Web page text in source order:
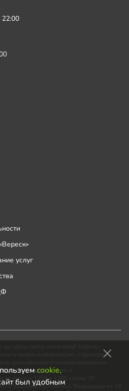
cookie,
был удобным
услуг
и видео информацию, структуру и
авторских прав и
(статьи 1259 и 1260 главы 70
Кодекса Российской Федерации от 18